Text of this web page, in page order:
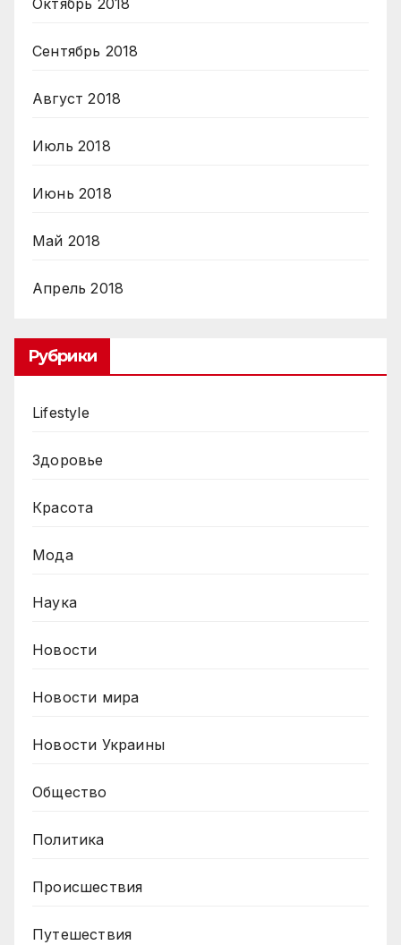
Октябрь 2018
Сентябрь 2018
Август 2018
Июль 2018
Июнь 2018
Май 2018
Апрель 2018
Рубрики
Lifestyle
Здоровье
Красота
Мода
Наука
Новости
Новости мира
Новости Украины
Общество
Политика
Происшествия
Путешествия